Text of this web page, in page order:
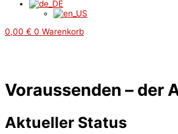
0,00 € 0 Warenkorb
Voraussenden – der
Aktueller Status